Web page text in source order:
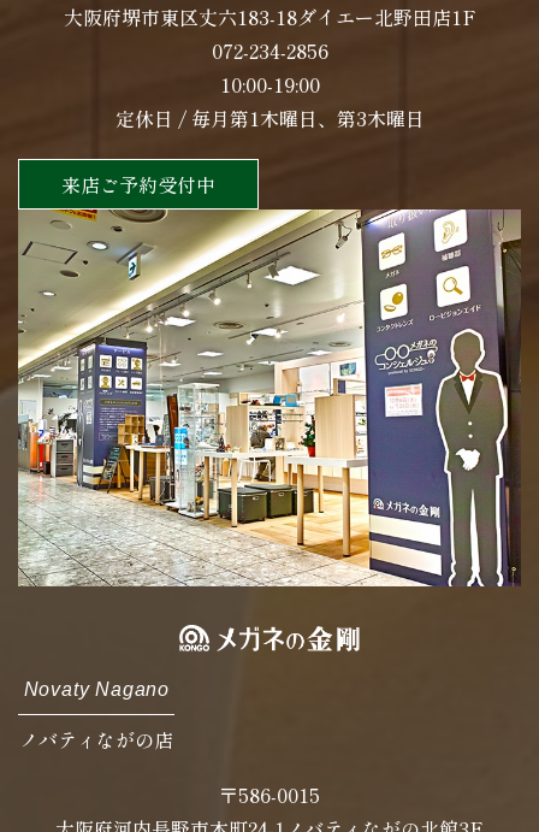
大阪府堺市東区丈六183-18ダイエー北野田店1F
072-234-2856
10:00-19:00
定休日 / 毎月第1木曜日、第3木曜日
来店ご予約受付中
Novaty Nagano
ノバティながの店
〒586-0015